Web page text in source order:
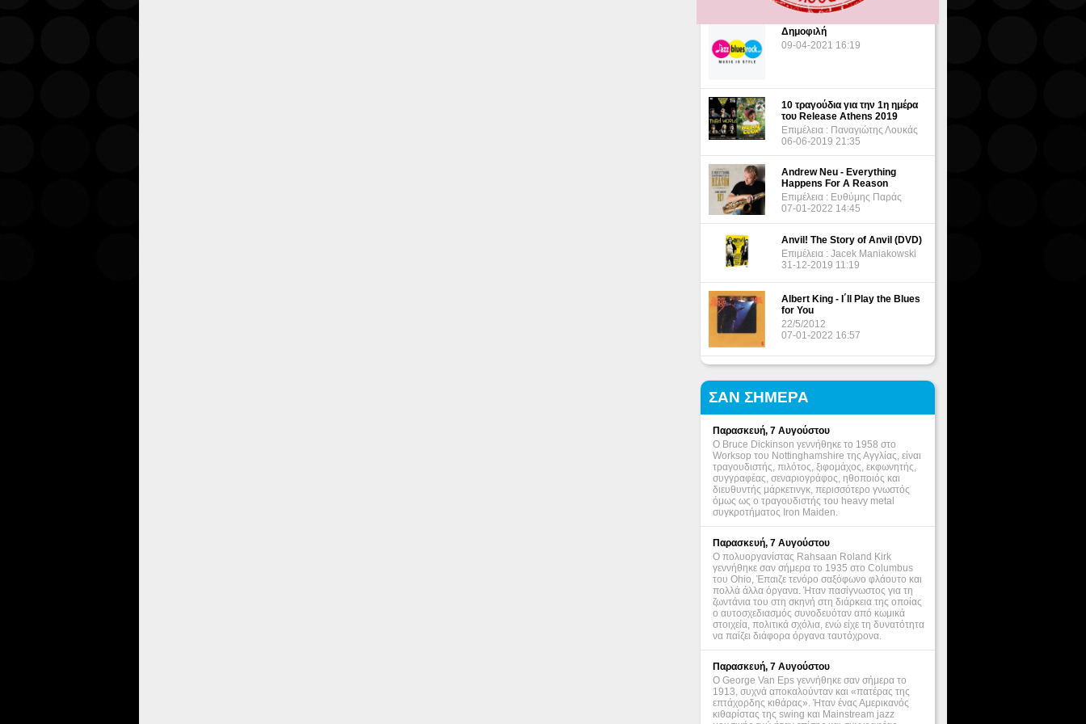
Δημοφιλή
09-04-2021 16:19
10 τραγούδια για την 1η ημέρα
του Release Athens 2019
Επιμέλεια : Παναγιώτης Λουκάς
06-06-2019 21:35
Andrew Neu - Everything
Happens For A Reason
Επιμέλεια : Ευθύμης Παράς
07-01-2022 14:45
Anvil! The Story of Anvil (DVD)
Επιμέλεια : Jacek Maniakowski
31-12-2019 11:19
Albert King - I΄ll Play the Blues
for You
22/5/2012
07-01-2022 16:57
ΣΑΝ ΣΗΜΕΡΑ
Παρασκευή, 7 Αυγούστου
Ο Bruce Dickinson γεννήθηκε το 1958 στο
Worksop του Nottinghamshire της Αγγλίας, είναι
τραγουδιστής, πιλότος, ξιφομάχος, εκφωνητής,
συγγραφέας, σεναριογράφος, ηθοποιός και
διευθυντής μάρκετινγκ, περισσότερο γνωστός
όμως ως ο τραγουδιστής του heavy metal
συγκροτήματος Iron Maiden.
Παρασκευή, 7 Αυγούστου
Ο πολυοργανίστας Rahsaan Roland Kirk
γεννήθηκε σαν σήμερα το 1935 στο Columbus
του Ohio, Έπαιζε τενόρο σαξόφωνο φλάουτο και
πολλά άλλα όργανα. Ήταν πασίγνωστος για τη
ζωντάνια του στη σκηνή στη διάρκεια της οποίας
ο αυτοσχεδιασμός συνοδευόταν από κωμικά
στοιχεία, πολιτικά σχόλια, ενώ είχε τη δυνατότητα
να παίζει διάφορα όργανα ταυτόχρονα.
Παρασκευή, 7 Αυγούστου
Ο George Van Eps γεννήθηκε σαν σήμερα το
1913, συχνά αποκαλούνταν και «πατέρας της
επτάχορδης κιθάρας». Ήταν ένας Αμερικανός
κιθαρίστας της swing και Mainstream jazz